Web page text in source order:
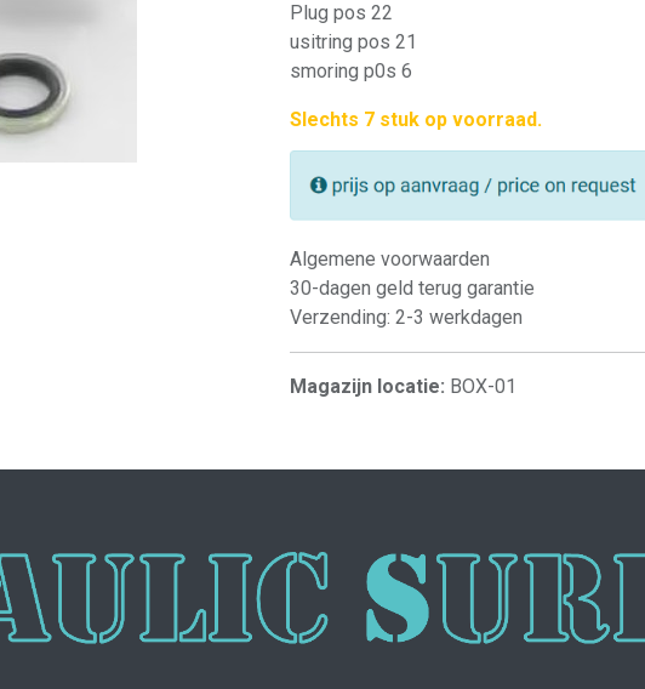
Plug pos 22
usitring pos 21
smoring p0s 6
Slechts 7 stuk op voorraad.
Algemene voorwaarden
30-dagen geld terug garantie
Verzending: 2-3 werkdagen
Magazijn locatie: BOX-01